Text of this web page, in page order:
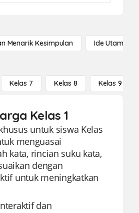
Menarik Kesimpulan Ide Utama
Kelas 7 Kelas 8 Kelas 9
Kelas 1
untuk siswa Kelas
menguasai
kata, rincian suku kata,
dengan
untuk meningkatkan
dan